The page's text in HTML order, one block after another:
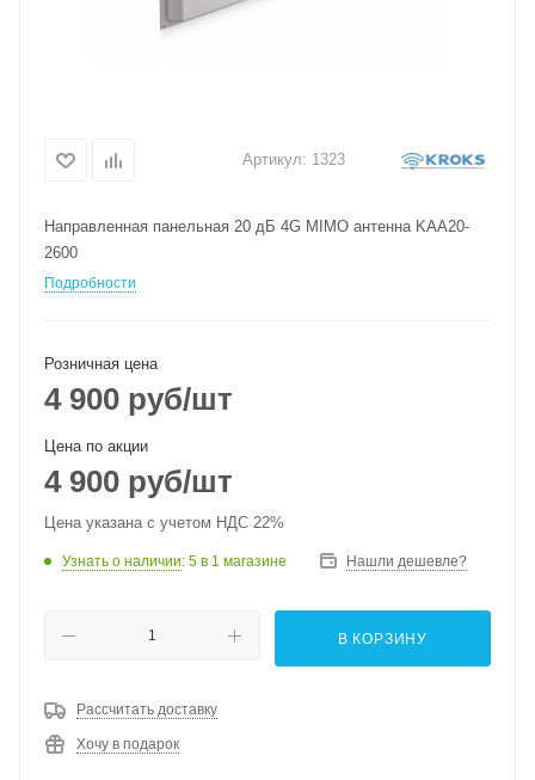
Артикул: 1323
Направленная панельная 20 дБ 4G MIMO антенна KAA20-
2600
Подробности
Розничная цена
4 900 руб/шт
Цена по акции
4 900 руб/шт
Цена указана с учетом НДС 22%
Узнать о наличии: 5 в 1 магазине Нашли дешевле?
В КОРЗИНУ
Рассчитать доставку
Хочу в подарок